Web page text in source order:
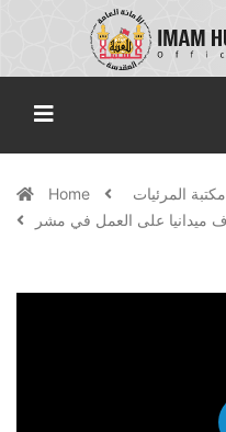
Home مكتبة المرئيات